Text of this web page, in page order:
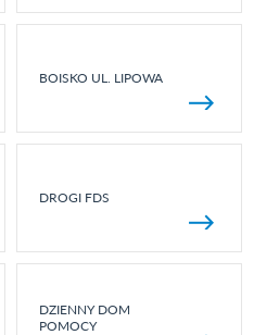
BOISKO UL. LIPOWA
DROGI FDS
DZIENNY DOM
POMOCY